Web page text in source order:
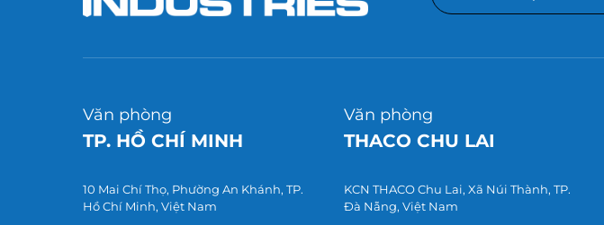
Văn phòng
TP. HỒ CHÍ MINH
10 Mai Chí Thọ, Phường An Khánh, TP.
Hồ Chí Minh, Việt Nam
Văn phòng
THACO CHU LAI
KCN THACO Chu Lai, Xã Núi Thành, TP.
Đà Nẵng, Việt Nam